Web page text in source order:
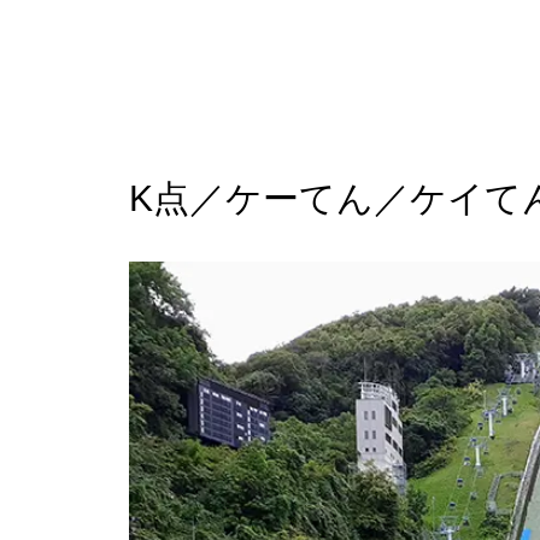
K点／ケーてん／ケイて